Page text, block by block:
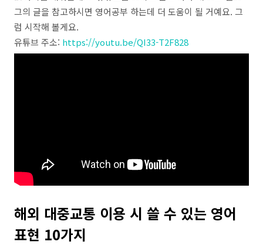
그의 글을 참고하시면 영어공부 하는데 더 도움이 될 거예요. 그
럼 시작해 볼게요.
유튜브 주소: https://youtu.be/QI33-T2F828
해외 대중교통 이용 시 쓸 수 있는 영어
표현 10가지